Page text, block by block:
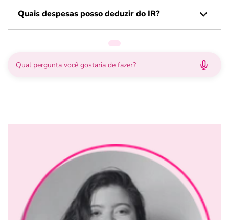
Quais despesas posso deduzir do IR?